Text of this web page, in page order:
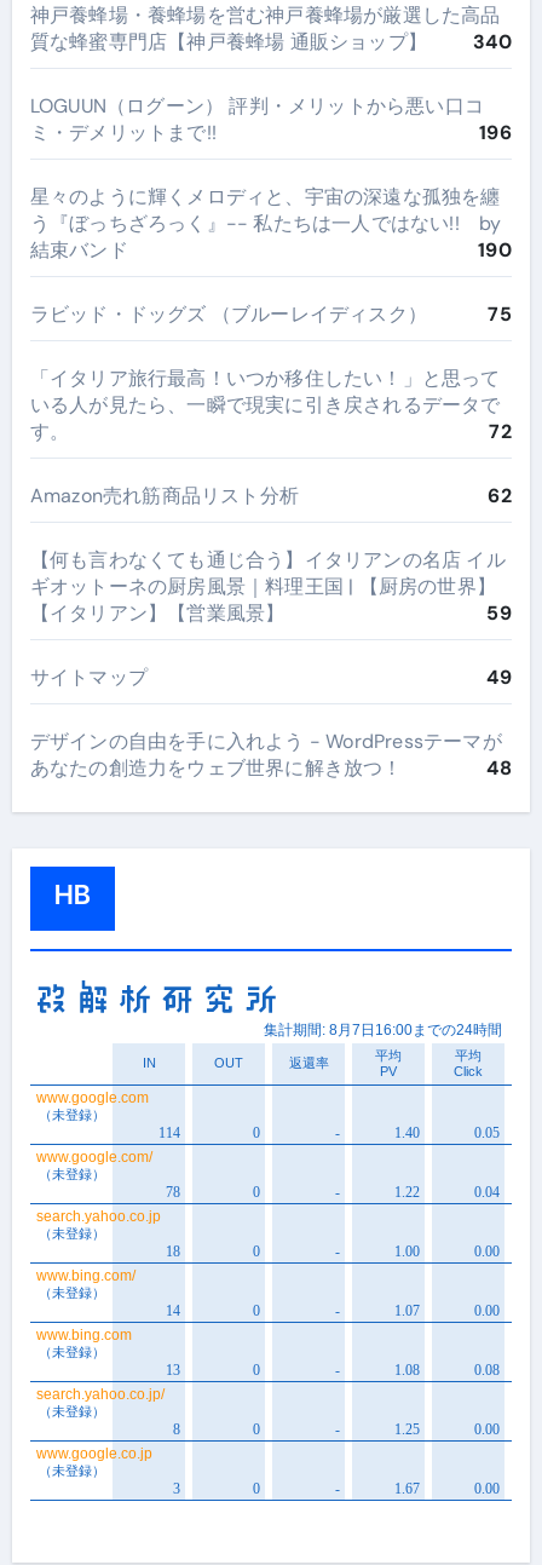
神戸養蜂場・養蜂場を営む神戸養蜂場が厳選した高品
質な蜂蜜専門店【神戸養蜂場 通販ショップ】
340
LOGUUN（ログーン） 評判・メリットから悪い口コ
ミ・デメリットまで!!
196
星々のように輝くメロディと、宇宙の深遠な孤独を纏
う『ぼっちざろっく』-- 私たちは一人ではない!! by
結束バンド
190
ラビッド・ドッグズ （ブルーレイディスク） 75
​「イタリア旅行最高！いつか移住したい！」と思って
いる人が見たら、一瞬で現実に引き戻されるデータで
す。
72
Amazon売れ筋商品リスト分析 62
【何も言わなくても通じ合う】イタリアンの名店 イル
ギオットーネの厨房風景｜料理王国 | 【厨房の世界】
【イタリアン】【営業風景】
59
サイトマップ 49
デザインの自由を手に入れよう - WordPressテーマが
あなたの創造力をウェブ世界に解き放つ！
48
HB